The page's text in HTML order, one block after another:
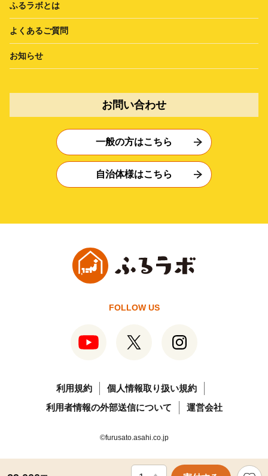
ふるラボとは
よくあるご質問
お知らせ
お問い合わせ
一般の方はこちら
自治体様はこちら
FOLLOW US
利用規約
個人情報取り扱い規約
利用者情報の外部送信について
運営会社
©furusato.asahi.co.jp